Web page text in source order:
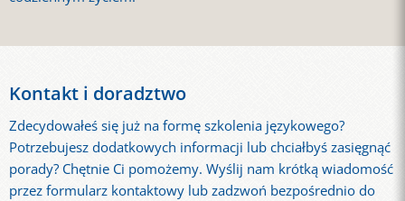
Kontakt i doradztwo
Zdecydowałeś się już na formę szkolenia językowego?
Potrzebujesz dodatkowych informacji lub chciałbyś zasięgnąć
porady? Chętnie Ci pomożemy. Wyślij nam krótką wiadomość
przez formularz kontaktowy lub zadzwoń bezpośrednio do